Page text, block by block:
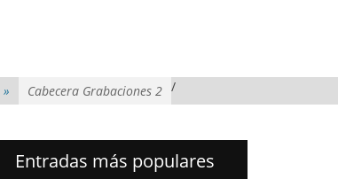
/
» Cabecera Grabaciones 2
Entradas más populares